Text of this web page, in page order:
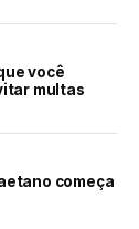
você
multas
começa